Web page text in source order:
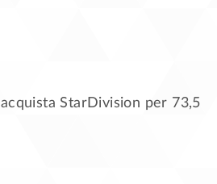
acquista StarDivision per 73,5